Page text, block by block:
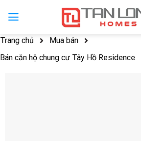
Trang chủ
Mua bán
Bán căn hộ chung cư Tây Hồ Residence